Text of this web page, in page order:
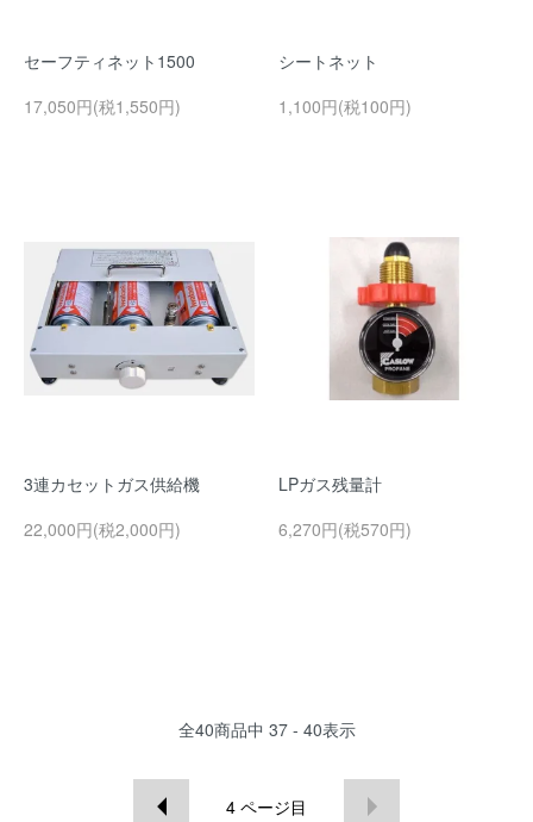
セーフティネット1500
17,050円(税1,550円)
シートネット
1,100円(税100円)
3連カセットガス供給機
22,000円(税2,000円)
LPガス残量計
6,270円(税570円)
全40商品中 37 - 40表示
4 ページ目